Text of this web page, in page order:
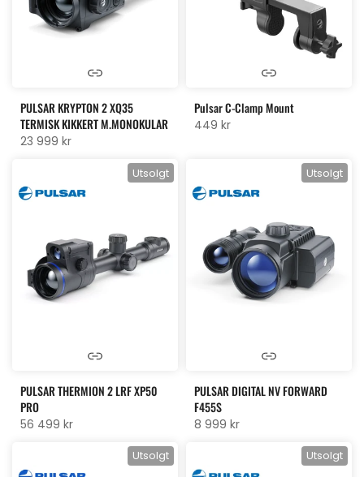
PULSAR KRYPTON 2 XQ35
TERMISK KIKKERT M.MONOKULAR
23 999 kr
Pulsar C-Clamp Mount
449 kr
Utsolgt
PULSAR THERMION 2 LRF XP50
PRO
56 499 kr
Utsolgt
PULSAR DIGITAL NV FORWARD
F455S
8 999 kr
Utsolgt Utsolgt